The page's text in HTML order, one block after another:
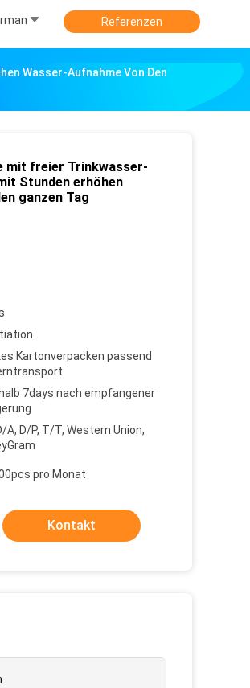
Referenzen
Wasser-Aufnahme Von Den
mit freier Trinkwasser-
Stunden erhöhen
ganzen Tag
Kartonverpacken passend
7days nach empfangener
A, D/P, T/T, Western Union,
pro Monat
Kontakt